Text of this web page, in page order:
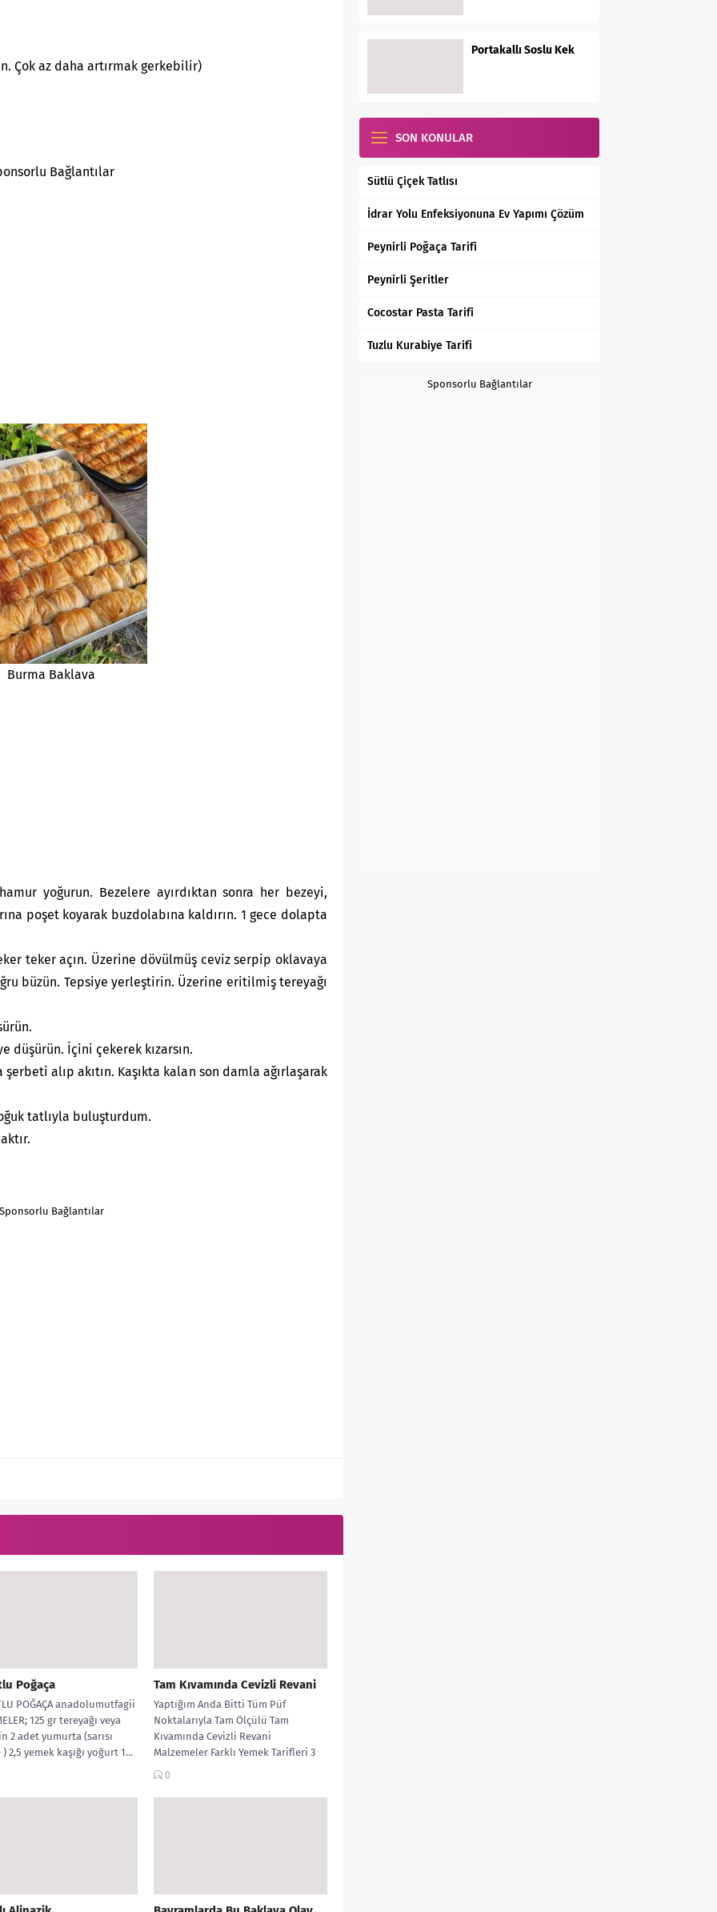
Çok az daha artırmak gerkebilir)
Bağlantılar
Burma Baklava
yoğurun. Bezelere ayırdıktan sonra her bezeyi,
poşet koyarak buzdolabına kaldırın. 1 gece dolapta
teker açın. Üzerine dövülmüş ceviz serpip oklavaya
büzün. Tepsiye yerleştirin. Üzerine eritilmiş tereyağı
düşürün. İçini çekerek kızarsın.
alıp akıtın. Kaşıkta kalan son damla ağırlaşarak
tatlıyla buluşturdum.
Bağlantılar
Poğaça
POĞAÇA anadolumutfagii
125 gr tereyağı veya
2 adet yumurta (sarısı
2,5 yemek kaşığı yoğurt 1...
Tam Kıvamında Cevizli Revani
Yaptığım Anda Bitti Tüm Püf
Noktalarıyla Tam Ölçülü Tam
Kıvamında Cevizli Revani
Malzemeler Farklı Yemek Tarifleri 3
su bardağı şeker (540...
0
Portakallı Soslu Kek
SON KONULAR
Sütlü Çiçek Tatlısı
İdrar Yolu Enfeksiyonuna Ev Yapımı Çözüm
Peynirli Poğaça Tarifi
Peynirli Şeritler
Cocostar Pasta Tarifi
Tuzlu Kurabiye Tarifi
Sponsorlu Bağlantılar